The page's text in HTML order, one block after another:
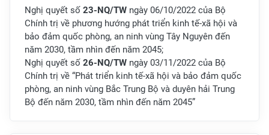
Duyên hải Nam Trung Bộ và Tây
Nguyên
Đông Nam Bộ
Đồng bằng sông Cửu Long
Chuyên trang Hà Nội
Nghị quyết số 23-NQ/TW ngày 06/10/2022 của Bộ
Chính trị về phương hướng phát triển kinh tế-xã hội và
bảo đảm quốc phòng, an ninh vùng Tây Nguyên đến
năm 2030, tầm nhìn đến năm 2045;
Nghị quyết số 26-NQ/TW ngày 03/11/2022 của Bộ
Chính trị về “Phát triển kinh tế-xã hội và bảo đảm quốc
phòng, an ninh vùng Bắc Trung Bộ và duyên hải Trung
Bộ đến năm 2030, tầm nhìn đến năm 2045”